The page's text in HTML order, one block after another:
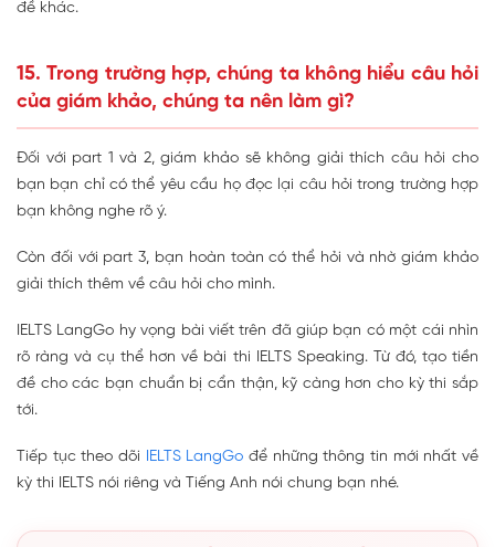
đề khác.
15. Trong trường hợp, chúng ta không hiểu câu hỏi
của giám khảo, chúng ta nên làm gì?
Đối với part 1 và 2, giám khảo sẽ không giải thích câu hỏi cho
bạn bạn chỉ có thể yêu cầu họ đọc lại câu hỏi trong trường hợp
bạn không nghe rõ ý.
Còn đối với part 3, bạn hoàn toàn có thể hỏi và nhờ giám khảo
giải thích thêm về câu hỏi cho mình.
IELTS LangGo hy vọng bài viết trên đã giúp bạn có một cái nhìn
rõ ràng và cụ thể hơn về bài thi IELTS Speaking. Từ đó, tạo tiền
đề cho các bạn chuẩn bị cẩn thận, kỹ càng hơn cho kỳ thi sắp
tới.
Tiếp tục theo dõi IELTS LangGo để những thông tin mới nhất về
kỳ thi IELTS nói riêng và Tiếng Anh nói chung bạn nhé.